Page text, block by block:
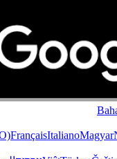
FrançaisItalianoMagyar